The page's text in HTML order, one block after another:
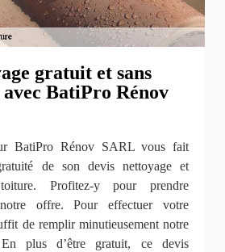
gratuit et sans
avec BatiPro Rénov
BatiPro Rénov SARL vous fait
de son devis nettoyage et
Profitez-y pour prendre
offre. Pour effectuer votre
de remplir minutieusement notre
plus d’être gratuit, ce devis